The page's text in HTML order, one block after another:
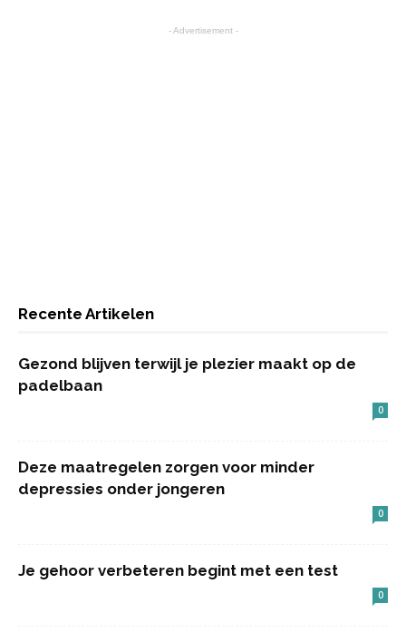
- Advertisement -
Recente Artikelen
Gezond blijven terwijl je plezier maakt op de
padelbaan
0
Deze maatregelen zorgen voor minder
depressies onder jongeren
0
Je gehoor verbeteren begint met een test
0